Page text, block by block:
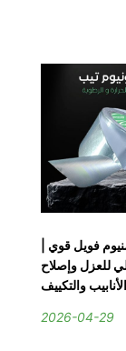
فويل قوي |
للعزل وإصلاح
الأنابيب والتكييف
2026-04-29